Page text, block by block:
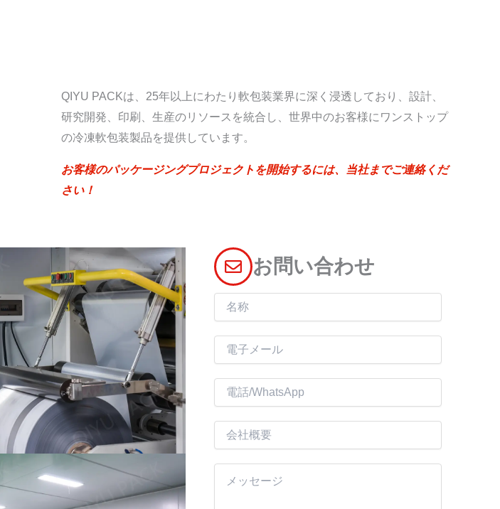
QIYU PACKは、25年以上にわたり軟包装業界に深く浸透しており、設計、
研究開発、印刷、生産のリソースを統合し、世界中のお客様にワンストップ
の冷凍軟包装製品を提供しています。
お客様のパッケージングプロジェクトを開始するには、当社までご連絡くだ
さい！
お問い合わせ
称
子
メ
ー
ル
話
社
概